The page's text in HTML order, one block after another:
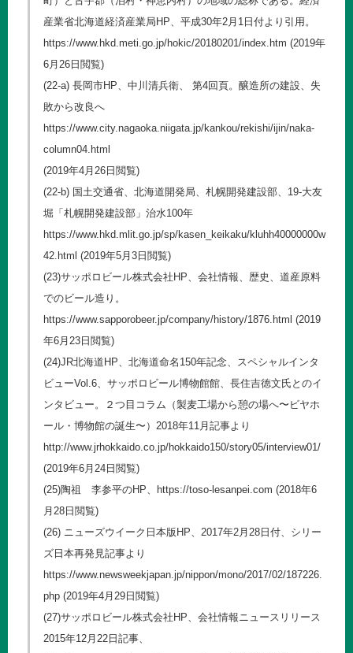
産業省北海道経済産業局HP、平成30年2月1日付より引用。
https://www.hkd.meti.go.jp/hokic/20180201/index.htm (2019年
6月26日閲覧)
(22-a) 長岡市HP、中川清兵衛、 第4回頁。醸造所の建設、失
敗から改良へ
https://www.city.nagaoka.niigata.jp/kankou/rekishi/ijin/naka-
column04.html
(2019年4月26日閲覧)
(22-b) 国土交通省、北海道開発局、札幌開発建設部、19-大友
堀「札幌開発建設部」治水100年
https://www.hkd.mlit.go.jp/sp/kasen_keikaku/kluhh40000000w
42.html (2019年5月3日閲覧)
(23)サッポロビール株式会社HP、会社情報、歴史、道産原料
でのビール造り。
https://www.sapporobeer.jp/company/history/1876.html (2019
年6月23日閲覧)
(24)JR北海道HP、北海道命名150年記念、スペシャルインタ
ビューVol.6、サッポロビール博物館館、長住吉徳文氏とのイ
ンタビュー。２つ目コラム（製麦工場から憩の場へ〜ビヤホ
ール・博物館の誕生〜）2018年11月記事より
http://www.jrhokkaido.co.jp/hokkaido150/story05/interview01/
(2019年6月24日閲覧)
(25)陶祖 李参平のHP、
https://toso-lesanpei.com (2018年6
月28日閲覧)
(26) ニューズウイーク日本版HP、2017年2月28日付、シリー
ズ日本再発見記事より
https://www.newsweekjapan.jp/nippon/mono/2017/02/187226.
php (2019年4月29日閲覧)
(27)サッポロビール株式会社HP、会社情報ニュースリリース
2015年12月22日記事、